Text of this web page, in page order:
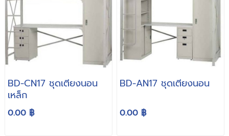
BD-CN17 ชุดเตียงนอน
เหล็ก
0.00 ฿
BD-AN17 ชุดเตียงนอน
0.00 ฿